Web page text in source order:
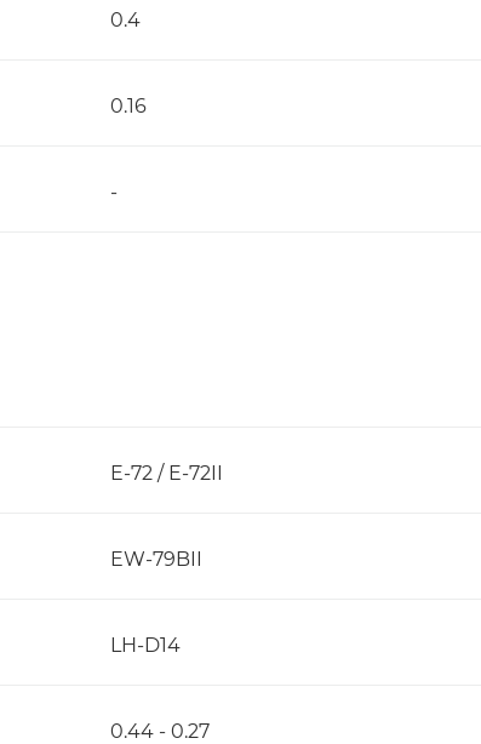
0.4
0.16
-
E-72 / E-72II
EW-79BII
LH-D14
0.44 - 0.27